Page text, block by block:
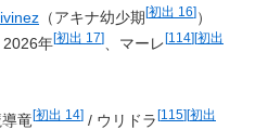
（アキナ幼少期[初出 16]）
2026年[初出 17] マーレ[114][初出
導竜[初出 14] / ウリドラ[115][初出